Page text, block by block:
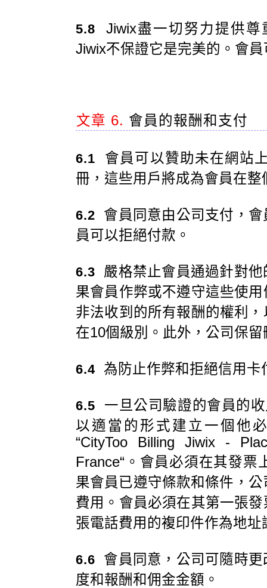
5.8 Jiwix盡一切努力提供尊
Jiwix不保證它是完美的。會
文章 6. 會員的報酬和支付
6.1 會員可以贊助未在網站
冊，這些用戶將成為會員在
6.2 會員同意由公司支付，
員可以拒絕付款。
6.3 嚴格禁止會員通過針對
果會員作弊或不遵守這些使
非法收到的所有報酬的權利
在10個級別。此外，公司保
6.4 為防止作弊和拒絕信用卡
6.5 一旦公司驗證的會員的
以適當的形式建立一個他
“CityToo Billing Jiwix -
France“。會員必須在其發
果會員已遵守條款和條件，
費用。會員必須在其第一張
張電話費用的複印件作為地址
6.6 會員同意，公司可隨時
度和報酬和佣金金額。